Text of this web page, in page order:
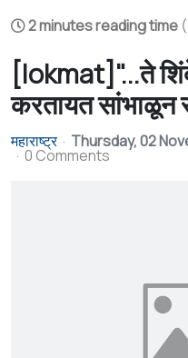
2 minutes reading time
[lokmat]"...ते
करतायत सांभाळून
महाराष्ट्र Thursday, 02
0 Comments